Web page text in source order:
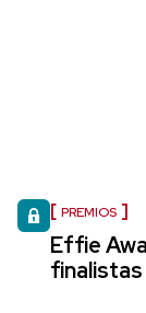
PREMIOS
Effie